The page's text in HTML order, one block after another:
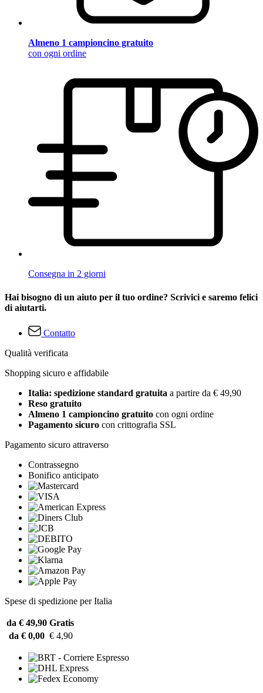
Almeno 1 campioncino gratuito
con ogni ordine
Consegna in 2 giorni
Hai bisogno di un aiuto per il tuo ordine? Scrivici e saremo felici
di aiutarti.
Contatto
Qualità verificata
Shopping sicuro e affidabile
Italia: spedizione standard gratuita a partire da € 49,90
Reso gratuito
Almeno 1 campioncino gratuito con ogni ordine
Pagamento sicuro con crittografia SSL
Pagamento sicuro attraverso
Contrassegno
Bonifico anticipato
Spese di spedizione per Italia
da € 49,90 Gratis
da € 0,00 € 4,90